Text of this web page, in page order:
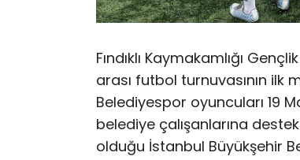
Fındıklı Kaymakamlığı
arası futbol turnuvasının ilk
Belediyespor oyuncuları 19
belediye çalışanlarına
olduğu İstanbul Büyükşehir